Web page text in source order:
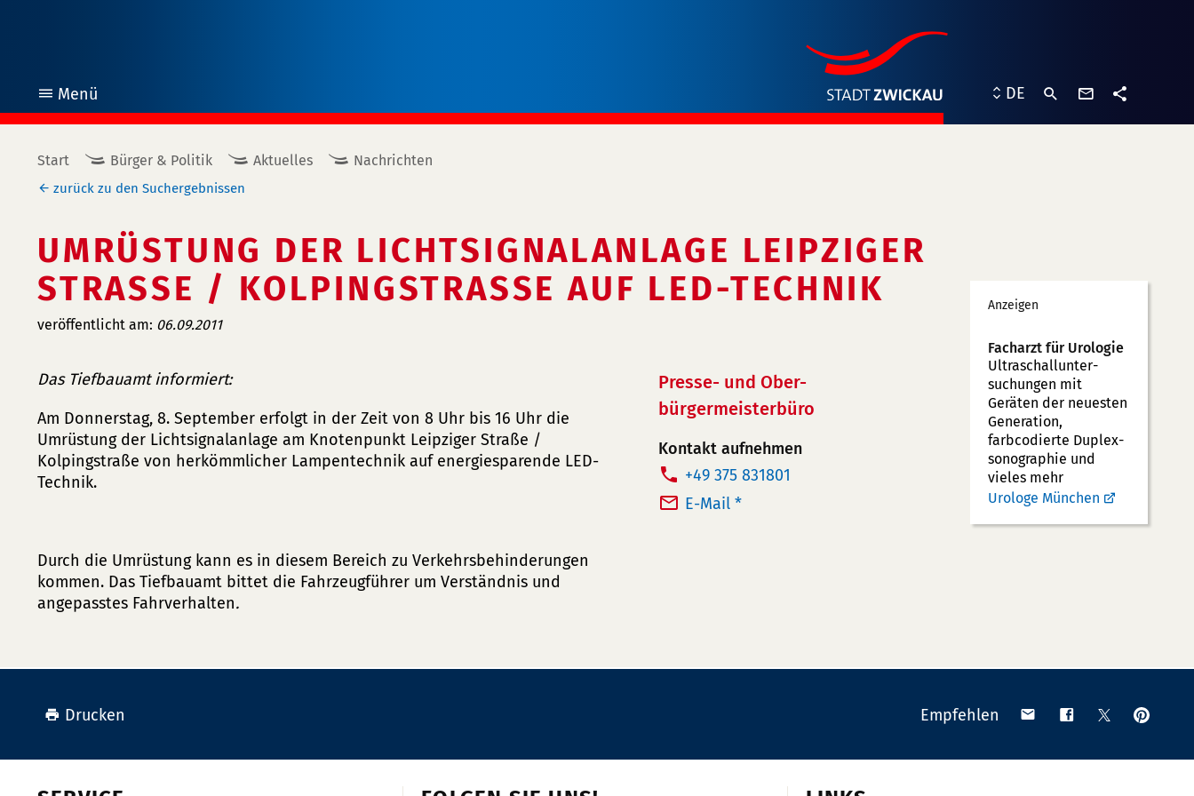
Menü
öffnen
DE
Start Bürger & Politik Aktuelles Nachrichten
zurück zu den Suchergebnissen
UMRÜSTUNG DER LICHTSIGNALANLAGE LEIPZIGER
STRASSE / KOLPINGSTRASSE AUF LED-TECHNIK
veröffentlicht am: 06.09.2011
Das Tiefbauamt informiert:
Am Donnerstag, 8. September erfolgt in der Zeit von 8 Uhr bis 16 Uhr die
Umrüstung der Lichtsignalanlage am Knotenpunkt Leipziger Straße /
Kolpingstraße von herkömmlicher Lampentechnik auf energiesparende LED-
Technik.
Durch die Umrüstung kann es in diesem Bereich zu Verkehrsbehinderungen
kommen. Das Tiefbauamt bittet die Fahrzeugführer um Verständnis und
angepasstes Fahrverhalten.
Presse- und Ober-
bürgermeisterbüro
Kontakt aufnehmen
T
e
u
r:
+49 375 831801
E-Mail *
Werbung
Anzeigen
Facharzt für Urologie
Ultraschallunter­
suchungen mit
Geräten der neuesten
Generation,
farbcodierte Duplex­
sonographie und
vieles mehr
Urologe München
Drucken Empfehlen
Teilen Teilen Teilen